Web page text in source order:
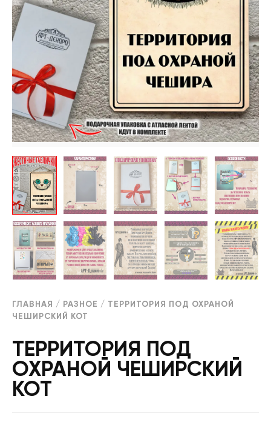
ГЛАВНАЯ / РАЗНОЕ / ТЕРРИТОРИЯ ПОД ОХРАНОЙ
ЧЕШИРСКИЙ КОТ
ТЕРРИТОРИЯ ПОД
ОХРАНОЙ ЧЕШИРСКИЙ
КОТ